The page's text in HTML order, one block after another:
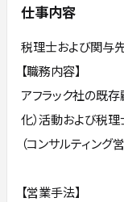
仕事内容
税理士および関与
【職務内容】
アフラック社の既存
化）活動および税
（コンサルティング営
【営業手法】